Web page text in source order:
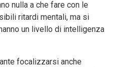
nulla a che fare con le
ritardi mentali, ma si
un livello di intelligenza
focalizzarsi anche